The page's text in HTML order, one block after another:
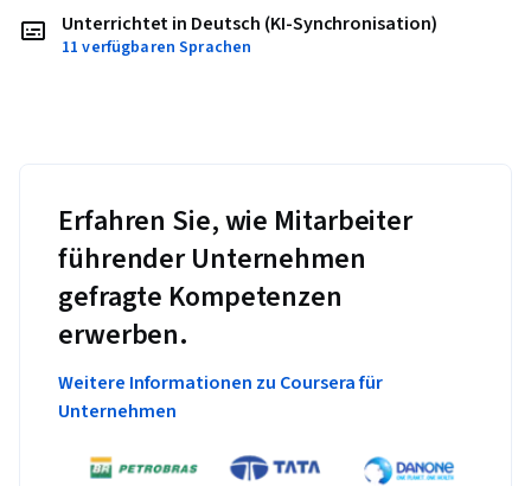
Unterrichtet in Deutsch (KI-Synchronisation)
11 verfügbaren Sprachen
Erfahren Sie, wie Mitarbeiter
führender Unternehmen
gefragte Kompetenzen
erwerben.
Weitere Informationen zu Coursera für
Unternehmen